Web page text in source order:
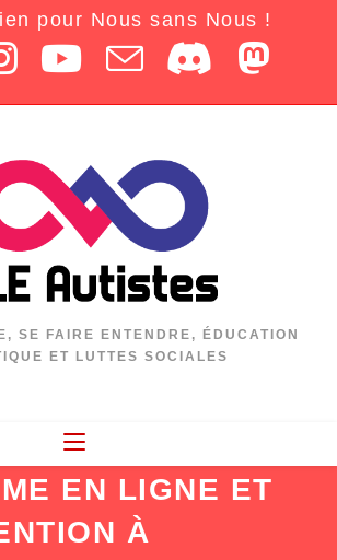
pour Nous sans Nous !
SE FAIRE ENTENDRE, ÉDUCATION
ET LUTTES SOCIALES
EN LIGNE ET
À